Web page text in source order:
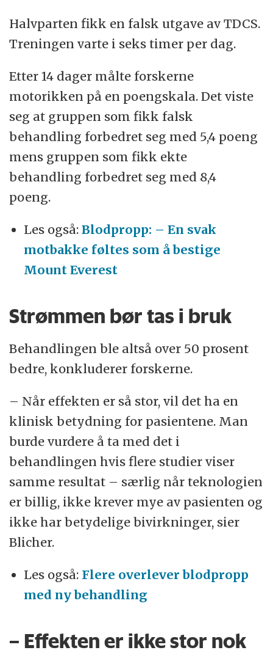
Halvparten fikk en falsk utgave av TDCS.
Treningen varte i seks timer per dag.
Etter 14 dager målte forskerne
motorikken på en poengskala. Det viste
seg at gruppen som fikk falsk
behandling forbedret seg med 5,4 poeng
mens gruppen som fikk ekte
behandling forbedret seg med 8,4
poeng.
Les også:Blodpropp: – En svak
motbakke føltes som å bestige
Mount Everest
Strømmen bør tas i bruk
Behandlingen ble altså over 50 prosent
bedre, konkluderer forskerne.
– Når effekten er så stor, vil det ha en
klinisk betydning for pasientene. Man
burde vurdere å ta med det i
behandlingen hvis flere studier viser
samme resultat – særlig når teknologien
er billig, ikke krever mye av pasienten og
ikke har betydelige bivirkninger, sier
Blicher.
Les også:Flere overlever blodpropp
med ny behandling
– Effekten er ikke stor nok